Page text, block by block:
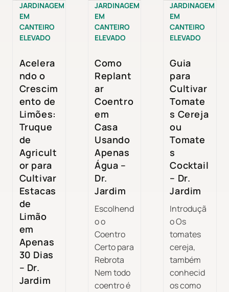
JARDINAGEM
EM
CANTEIRO
ELEVADO
Acelera
ndo o
Crescim
ento de
Limões:
Truque
de
Agricult
or para
Cultivar
Estacas
de
Limão
em
Apenas
30 Dias
– Dr.
Jardim
JARDINAGEM
EM
CANTEIRO
ELEVADO
Como
Replant
ar
Coentro
em
Casa
Usando
Apenas
Água –
Dr.
Jardim
Escolhend
o o
Coentro
Certo para
Rebrota
Nem todo
coentro é
JARDINAGEM
EM
CANTEIRO
ELEVADO
Guia
para
Cultivar
Tomate
s Cereja
ou
Tomate
s
Cocktail
– Dr.
Jardim
Introduçã
o Os
tomates
cereja,
também
conhecid
os como